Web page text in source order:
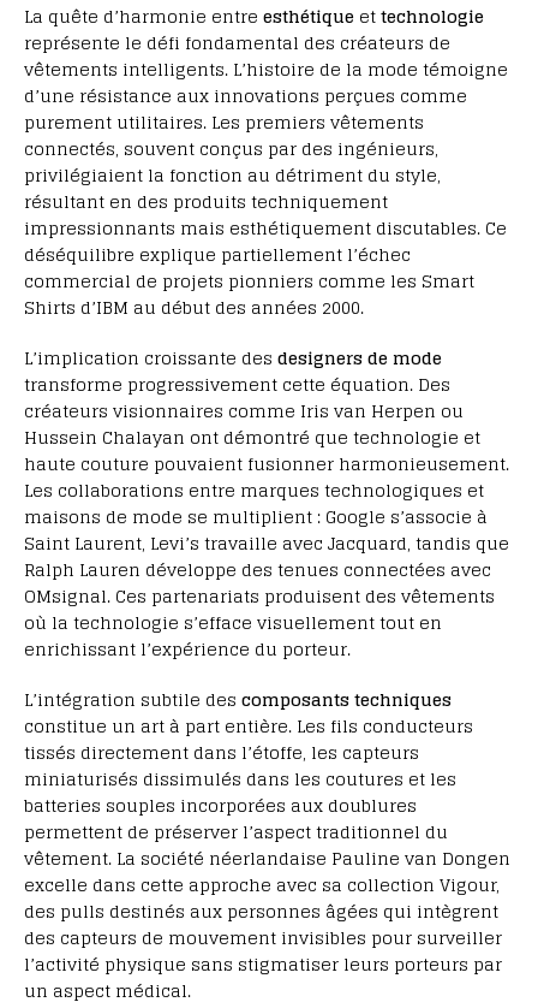
La quête d’harmonie entre esthétique ettechnologie
représente le défi fondamental des créateurs de
vêtements intelligents. L’histoire de la mode témoigne
d’une résistance aux innovations perçues comme
purement utilitaires. Les premiers vêtements
connectés, souvent conçus par des ingénieurs,
privilégiaient la fonction au détriment du style,
résultant en des produits techniquement
impressionnants mais esthétiquement discutables. Ce
déséquilibre explique partiellement l’échec
commercial de projets pionniers comme les Smart
Shirts d’IBM au début des années 2000.
L’implication croissante des designers de mode
transforme progressivement cette équation. Des
créateurs visionnaires comme Iris van Herpen ou
Hussein Chalayan ont démontré que technologie et
haute couture pouvaient fusionner harmonieusement.
Les collaborations entre marques technologiques et
maisons de mode se multiplient : Google s’associe à
Saint Laurent, Levi’s travaille avec Jacquard, tandis que
Ralph Lauren développe des tenues connectées avec
OMsignal. Ces partenariats produisent des vêtements
où la technologie s’efface visuellement tout en
enrichissant l’expérience du porteur.
L’intégration subtile des composants techniques
constitue un art à part entière. Les fils conducteurs
tissés directement dans l’étoffe, les capteurs
miniaturisés dissimulés dans les coutures et les
batteries souples incorporées aux doublures
permettent de préserver l’aspect traditionnel du
vêtement. La société néerlandaise Pauline van Dongen
excelle dans cette approche avec sa collection Vigour,
des pulls destinés aux personnes âgées qui intègrent
des capteurs de mouvement invisibles pour surveiller
l’activité physique sans stigmatiser leurs porteurs par
un aspect médical.